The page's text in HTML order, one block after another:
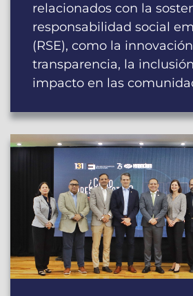
relacionados con la
responsabilidad social
(RSE), como la
transparencia, la
impacto en las